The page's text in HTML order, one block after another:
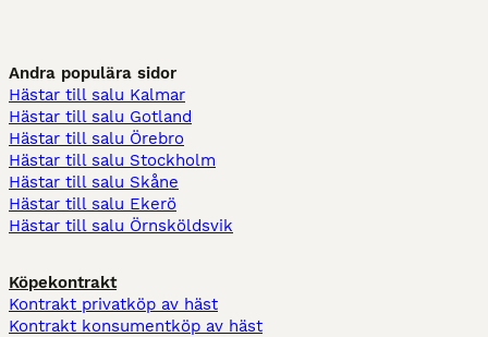
Andra populära sidor
Hästar till salu Kalmar
Hästar till salu Gotland
Hästar till salu Örebro
Hästar till salu Stockholm
Hästar till salu Skåne
Hästar till salu Ekerö
Hästar till salu Örnsköldsvik
Köpekontrakt
Kontrakt privatköp av häst
Kontrakt konsumentköp av häst